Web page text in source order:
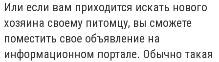
Или если вам приходится искать нового
хозяина своему питомцу, вы сможете
поместить свое объявление на
информационном портале. Обычно такая